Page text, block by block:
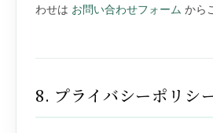
わせは お問い合わせフォーム から
8. プライバシーポリシ